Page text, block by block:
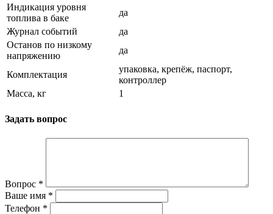
Индикация уровня
топлива в баке
да
Журнал событий
да
Останов по низкому
напряжению
да
Комплектация
упаковка, крепёж, паспорт,
контроллер
Масса, кг
1
Задать вопрос
Вопрос *
Ваше имя *
Телефон *